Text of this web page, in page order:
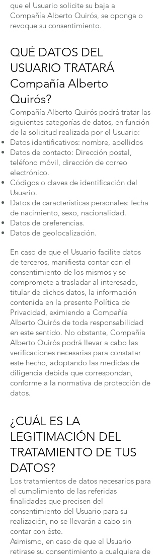
que el Usuario solicite su baja a
Compañía Alberto Quirós, se oponga o
revoque su consentimiento.
QUÉ DATOS DEL
USUARIO TRATARÁ
Compañía Alberto
Quirós?
Compañía Alberto Quirós podrá tratar las
siguientes categorías de datos, en función
de la solicitud realizada por el Usuario:
Datos identificativos: nombre, apellidos
Datos de contacto: Dirección postal,
teléfono móvil, dirección de correo
electrónico.
Códigos o claves de identificación del
Usuario.
Datos de características personales: fecha
de nacimiento, sexo, nacionalidad.
Datos de preferencias.
Datos de geolocalización.
En caso de que el Usuario facilite datos
de terceros, manifiesta contar con el
consentimiento de los mismos y se
compromete a trasladar al interesado,
titular de dichos datos, la información
contenida en la presente Política de
Privacidad, eximiendo a Compañía
Alberto Quirós de toda responsabilidad
en este sentido. No obstante, Compañía
Alberto Quirós podrá llevar a cabo las
verificaciones necesarias para constatar
este hecho, adoptando las medidas de
diligencia debida que correspondan,
conforme a la normativa de protección de
datos.
¿CUÁL ES LA
LEGITIMACIÓN DEL
TRATAMIENTO DE TUS
DATOS?
Los tratamientos de datos necesarios para
el cumplimiento de las referidas
finalidades que precisen del
consentimiento del Usuario para su
realización, no se llevarán a cabo sin
contar con éste.
Asimismo, en caso de que el Usuario
retirase su consentimiento a cualquiera de